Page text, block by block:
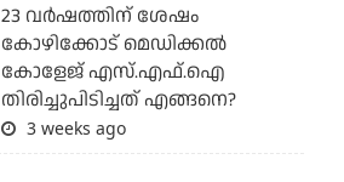
23 വർഷത്തിന് ശേഷം
കോഴിക്കോട് മെഡിക്കൽ
കോളേജ് എസ്.എഫ്.ഐ
തിരിച്ചുപിടിച്ചത് എങ്ങനെ?
3 weeks ago